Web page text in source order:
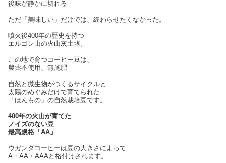
後味が静かに切れる
ただ「美味しい」だけでは、終わらせたくなかった。
噴火後400年の歴史を持つ
エルゴン山の火山灰土壌。
この地で育つコーヒー豆は、
農薬不使用、無施肥
自然と微生物がつくるサイクルと
太陽のめぐみだけで育てられた
「ほんもの」の自然栽培豆です。
400年の火山が育てた
ノイズのない豆
最高規格「AA」
ウガンダコーヒーは豆の大きさによって
A・AA・AAAと格付けされます。